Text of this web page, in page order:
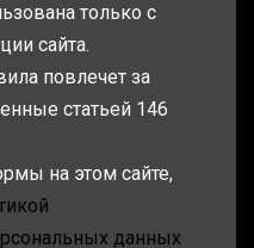
только с
сайта.
повлечет за
статьей 146
на этом сайте,
данных